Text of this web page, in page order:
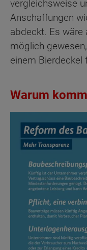
vergleichsweise
Anschaffungen
abdeckt. Es
möglich
einem Bierdeckel
Warum